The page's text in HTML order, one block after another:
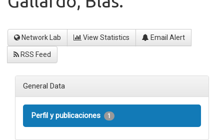
Network Lab View Statistics Email Alert
RSS Feed
General Data
Perfil y publicaciones 1